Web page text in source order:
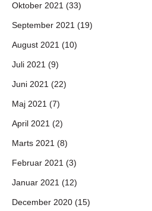
Oktober 2021 (33)
September 2021 (19)
August 2021 (10)
Juli 2021 (9)
Juni 2021 (22)
Maj 2021 (7)
April 2021 (2)
Marts 2021 (8)
Februar 2021 (3)
Januar 2021 (12)
December 2020 (15)